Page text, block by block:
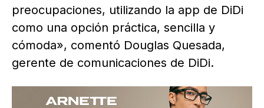
preocupaciones, utilizando la app de DiDi
como una opción práctica, sencilla y
cómoda», comentó Douglas Quesada,
gerente de comunicaciones de DiDi.